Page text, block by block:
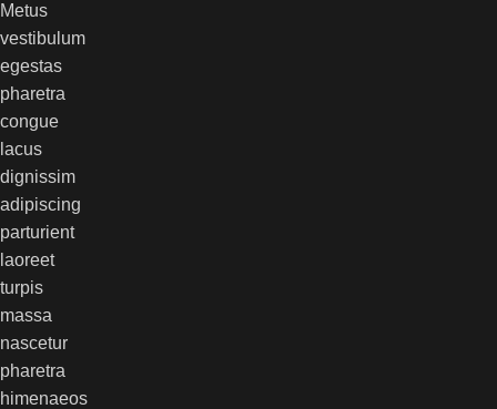
Metus
vestibulum
egestas
pharetra
congue
lacus
dignissim
adipiscing
parturient
laoreet
turpis
massa
nascetur
pharetra
himenaeos